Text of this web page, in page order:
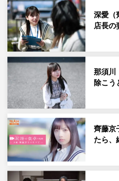
さらに今夜放送の第4話では、
菜穂）の懐にじわじわと入り
そろう那須川家を訪れること
LIFE webでは櫻井さんにイン
象やハルキの役柄について、
を聞きました。
◆原作を読んだ際に感じた印象
出演が決まり、まず原作を読
く、初めて読んだ時点でファ
に、演じるハルキに感情移入
深愛（
店長
那須川
除こ
齊藤京
たら、